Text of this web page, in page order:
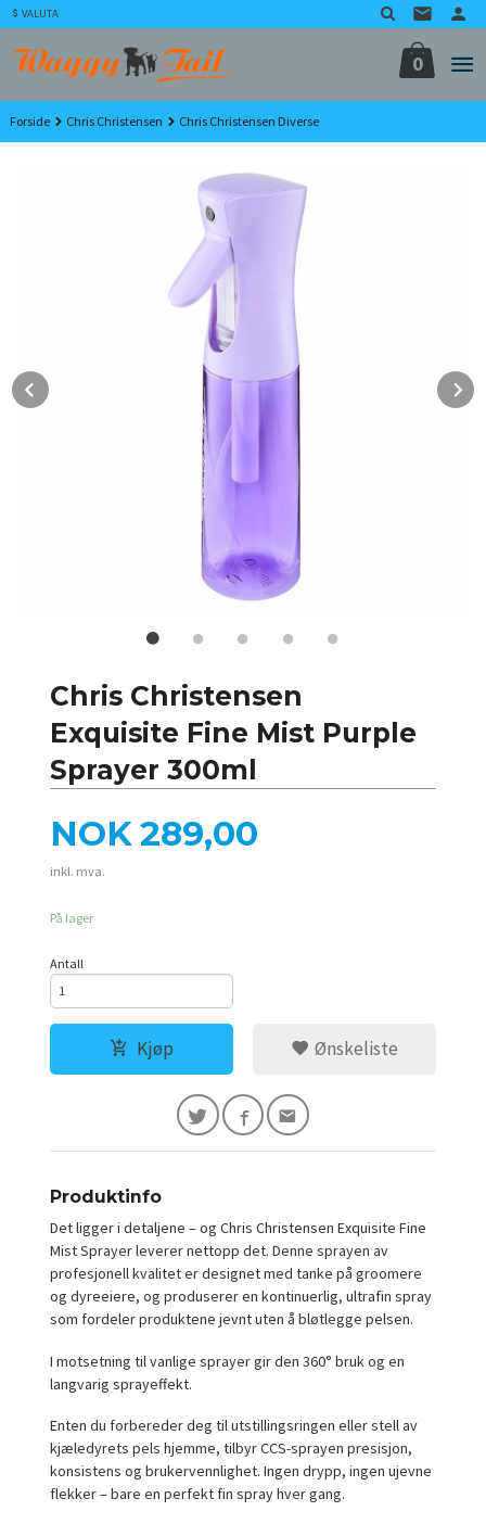
Gå
til
innholdet
VALUTA
0
Forside Chris Christensen Chris Christensen Diverse
Chris Christensen
Exquisite Fine Mist Purple
Sprayer 300ml
Pris
NOK289,00
inkl. mva.
På lager
Antall
Kjøp Ønskeliste
Produktinfo
Det ligger i detaljene – og Chris Christensen Exquisite Fine
Mist Sprayer leverer nettopp det. Denne sprayen av
profesjonell kvalitet er designet med tanke på groomere
og dyreeiere, og produserer en kontinuerlig, ultrafin spray
som fordeler produktene jevnt uten å bløtlegge pelsen.
I motsetning til vanlige sprayer gir den 360° bruk og en
langvarig sprayeffekt.
Enten du forbereder deg til utstillingsringen eller stell av
kjæledyrets pels hjemme, tilbyr CCS-sprayen presisjon,
konsistens og brukervennlighet. Ingen drypp, ingen ujevne
flekker – bare en perfekt fin spray hver gang.